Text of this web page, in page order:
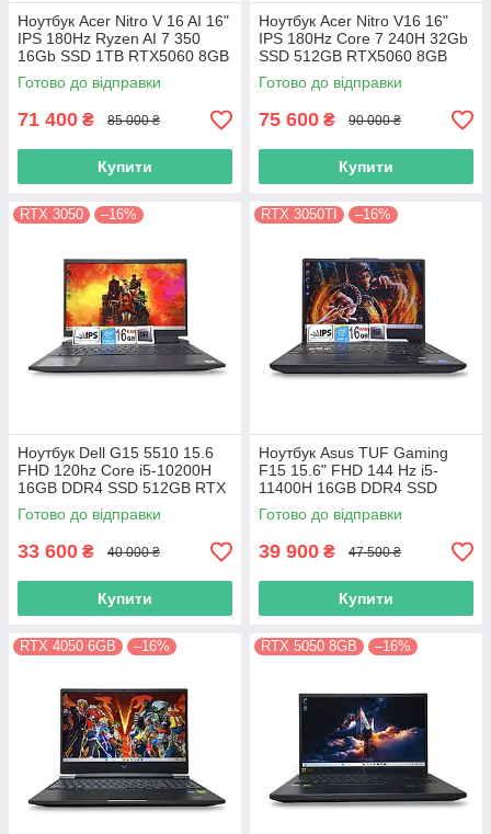
Ноутбук Acer Nitro V 16 AI 16"
IPS 180Hz Ryzen AI 7 350
16Gb SSD 1TB RTX5060 8GB
ANV16-61
(NH.U25AA.002)12303
Готово до відправки
71 400 ₴ 85 000 ₴
Купити
Ноутбук Acer Nitro V16 16"
IPS 180Hz Сore 7 240H 32Gb
SSD 512GB RTX5060 8GB
ANV16-72 (NH.U2EAA.002)
12863
Готово до відправки
75 600 ₴ 90 000 ₴
Купити
RTX 3050 –16%
Ноутбук Dell G15 5510 15.6
FHD 120hz Core i5-10200H
16GB DDR4 SSD 512GB RTX
3050
Готово до відправки
33 600 ₴ 40 000 ₴
Купити
RTX 3050TI –16%
Ноутбук Asus TUF Gaming
F15 15.6" FHD 144 Hz i5-
11400H 16GB DDR4 SSD
512GB Nvidia RTX3050TI 4Gb
Готово до відправки
39 900 ₴ 47 500 ₴
Купити
RTX 4050 6GB –16% RTX 5050 8GB –16%